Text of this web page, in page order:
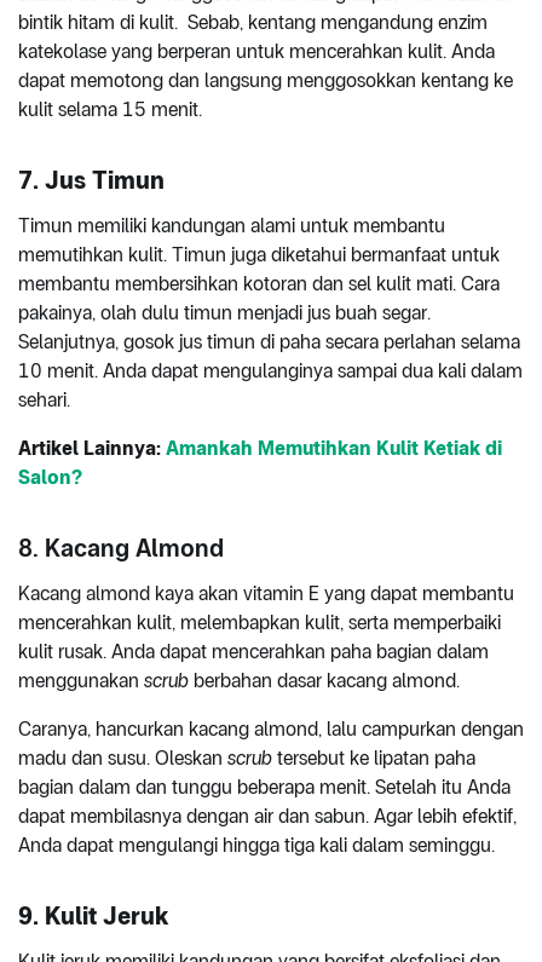
bintik hitam di kulit. Sebab, kentang mengandung enzim
katekolase yang berperan untuk mencerahkan kulit. Anda
dapat memotong dan langsung menggosokkan kentang ke
kulit selama 15 menit.
7. Jus Timun
Timun memiliki kandungan alami untuk membantu
memutihkan kulit. Timun juga diketahui bermanfaat untuk
membantu membersihkan kotoran dan sel kulit mati. Cara
pakainya, olah dulu timun menjadi jus buah segar.
Selanjutnya, gosok jus timun di paha secara perlahan selama
10 menit. Anda dapat mengulanginya sampai dua kali dalam
sehari.
Artikel Lainnya: Amankah Memutihkan Kulit Ketiak di
Salon?
8. Kacang Almond
Kacang almond kaya akan vitamin E yang dapat membantu
mencerahkan kulit, melembapkan kulit, serta memperbaiki
kulit rusak. Anda dapat mencerahkan paha bagian dalam
menggunakan scrub berbahan dasar kacang almond.
Caranya, hancurkan kacang almond, lalu campurkan dengan
madu dan susu. Oleskan scrub tersebut ke lipatan paha
bagian dalam dan tunggu beberapa menit. Setelah itu Anda
dapat membilasnya dengan air dan sabun. Agar lebih efektif,
Anda dapat mengulangi hingga tiga kali dalam seminggu.
9. Kulit Jeruk